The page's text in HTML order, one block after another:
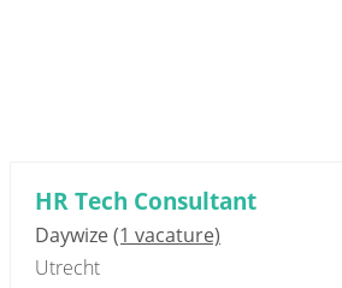
HR Tech Consultant
Daywize(1 vacature)
Utrecht